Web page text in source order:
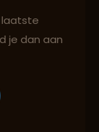
en milieu
laatste
je dan aan